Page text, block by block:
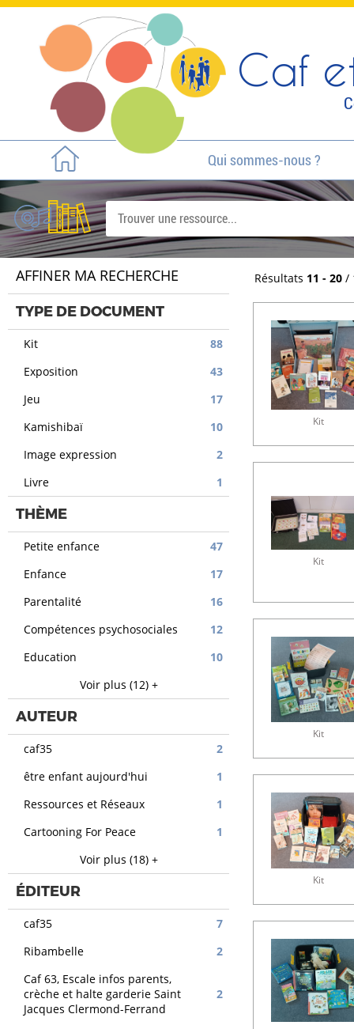
Caf
Qui sommes-nous ?
AFFINER MA RECHERCHE
TYPE DE DOCUMENT
Kit
88
Exposition
43
Jeu
17
Kamishibaï
10
Image expression
2
Livre
1
THÈME
Petite enfance
47
Enfance
17
Parentalité
16
Compétences psychosociales
12
Education
10
Voir plus (12) +
AUTEUR
caf35
2
être enfant aujourd'hui
1
Ressources et Réseaux
1
Cartooning For Peace
1
Voir plus (18) +
ÉDITEUR
caf35
7
Ribambelle
2
Caf 63, Escale infos parents,
crèche et halte garderie Saint
Jacques Clermond-Ferrand
2
Résultats 11 - 20 /
Kit
Kit
Kit
Kit